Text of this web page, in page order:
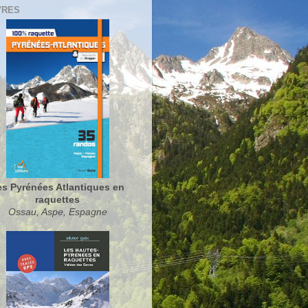
Pyrénées Atlantiques en
raquettes
Ossau, Aspe, Espagne